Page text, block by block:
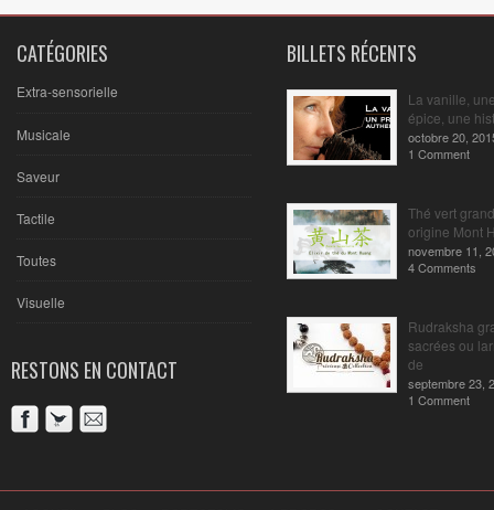
CATÉGORIES
Extra-sensorielle
Musicale
Saveur
Tactile
Toutes
Visuelle
RESTONS EN CONTACT
BILLETS RÉCENTS
La vanille,
épice, une
octobre 20,
1 Comment
Thé vert
origine Mont
novembre 11,
4 Comments
Rudraksha
sacrées ou
de
septembre 23,
1 Comment